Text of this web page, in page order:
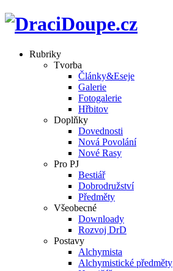
Rubriky
Tvorba
Články&Eseje
Galerie
Fotogalerie
Hřbitov
Doplňky
Dovednosti
Nová Povolání
Nové Rasy
Pro PJ
Bestiář
Dobrodružství
Předměty
Všeobecné
Downloady
Rozvoj DrD
Postavy
Alchymista
Alchymistické předměty